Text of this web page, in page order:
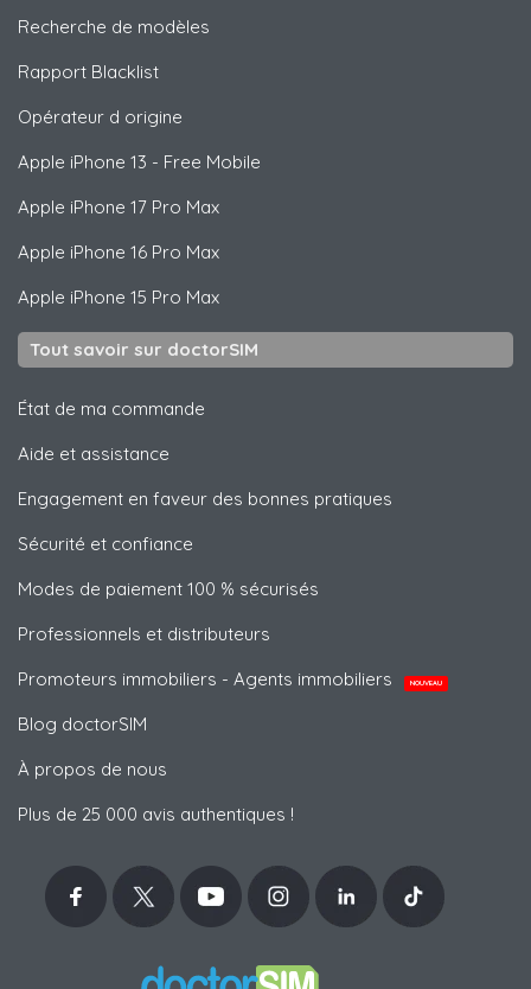
Recherche de modèles
Rapport Blacklist
Opérateur d origine
Apple iPhone 13 - Free Mobile
Apple iPhone 17 Pro Max
Apple iPhone 16 Pro Max
Apple iPhone 15 Pro Max
Tout savoir sur doctorSIM
État de ma commande
Aide et assistance
Engagement en faveur des bonnes pratiques
Sécurité et confiance
Modes de paiement 100 % sécurisés
Professionnels et distributeurs
Promoteurs immobiliers - Agents immobiliers
NOUVEAU
Blog doctorSIM
À propos de nous
Plus de 25 000 avis authentiques !